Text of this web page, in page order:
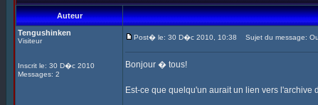
Auteur
Tengushinken
Visiteur
Inscrit le: 30 D�c 2010
Messages: 2
Post� le: 30 D�c 2010, 10:38 Sujet du message:
Bonjour � tous!
Est-ce que quelqu'un aurait un lien vers